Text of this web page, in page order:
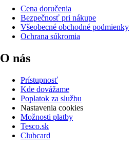
Cena doručenia
Bezpečnosť pri nákupe
Všeobecné obchodné podmienky
Ochrana súkromia
O nás
Prístupnosť
Kde dovážame
Poplatok za službu
Nastavenia cookies
Možnosti platby
Tesco.sk
Clubcard